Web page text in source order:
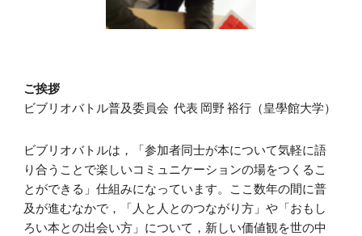
ご挨拶
ビブリオバトル普及委員会 代表 岡野 裕行（皇學館大学）
ビブリオバトルは，「参加者同士が本について気軽に語
り合うことで楽しいコミュニケーションの場をつくるこ
とができる」仕組みになっています。ここ数年の間に普
及が進むなかで，「人と人とのつながり方」や「おもし
ろい本との出会い方」について，新しい価値観を世の中